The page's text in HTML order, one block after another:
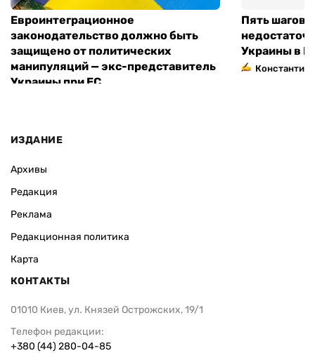
Евроинтеграционное
законодательство должно быть
защищено от политических
манипуляций — экс-представитель
Украины при ЕС
Пять шагов
Украины в
Константин
ИЗДАНИЕ
Архивы
Редакция
Реклама
Редакционная политика
Карта
КОНТАКТЫ
01010 Киев, ул. Князей Острожских, 19/1
Телефон редакции:
+380 (44) 280-04-85